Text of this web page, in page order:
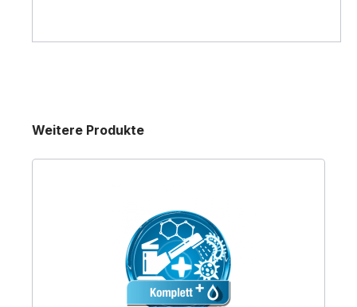
Produktgalerie überspringen
Weitere Produkte